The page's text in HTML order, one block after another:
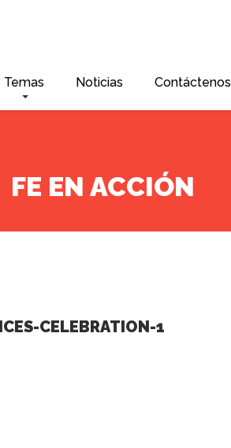
Temas Noticias Contáctenos
FE EN ACCIÓN
CELEBRATION-1